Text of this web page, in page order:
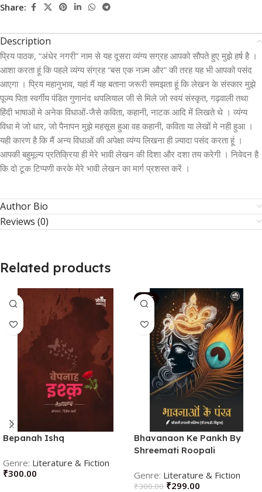
Share:
Description
प्रिय पाठक, “अंधेर नगरी” नाम से यह दूसरा व्यंग्य सग्रह आपको सौपते हुए मुझे हर्ष है ।
आशा करता हूं कि पहले व्यंग्य संग्रह “बस एक नज़्म और” की तरह यह भी आपको पसंद
आएगा । प्रिय महानुभाव, यहां मैं यह बताना जरूरी समझता हूं कि लेखन के संस्कार मुझे
पूज्य पिता स्वर्गीय पंडित गुणानंद थपलियाल जी से मिले जो स्वयं संस्कृत, गढ़वाली तथा
हिंदी भाषाओं मे अनेक विधाओं-जैसे कविता, कहानी, नाटक आदि में लिखते थे । व्यंग्य
विधा मे जो धार, जो पैनापन मुझे महसूस हुआ वह कहानी, कविता या लेखों मे नही हुआ ।
यही कारण है कि मैं अन्य विधाओं की अपेक्षा व्यंग्य लिखना ही ज़्यादा पसंद करता हूं ।
आपकी बहुमूल्य प्रतिक्रिया ही मेरे भावी लेखन की दिशा और दशा तय करेगी । निवेदन है
कि दो टूक टिप्पणी करके मेरे भावी लेखन का मार्ग प्रशस्त करें ।
Author Bio
Reviews (0)
Related products
Bepanah Ishq
Literature & Fiction
₹300.00
SALE
Bhavanaon Ke Pankh By
Shreemati Roopali
Literature & Fiction
₹300.00 ₹299.00